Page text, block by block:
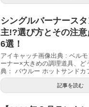
シングルバーナース
主!?選び方とその注
6選！
アイキャッチ画像出典 : ベル
ーナー×大きめの調理道具、ど
典： バウルー ホットサンドカ
記事を読む